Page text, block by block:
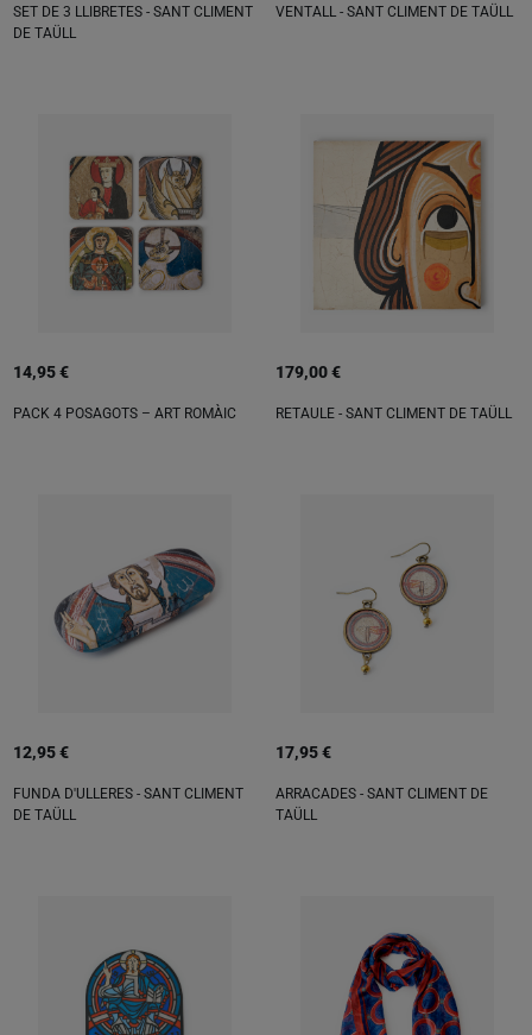
SET DE 3 LLIBRETES - SANT CLIMENT
DE TAÜLL
VENTALL - SANT CLIMENT DE TAÜLL
14,95 €
PACK 4 POSAGOTS – ART ROMÀIC
179,00 €
RETAULE - SANT CLIMENT DE TAÜLL
12,95 €
FUNDA D'ULLERES - SANT CLIMENT
DE TAÜLL
17,95 €
ARRACADES - SANT CLIMENT DE
TAÜLL